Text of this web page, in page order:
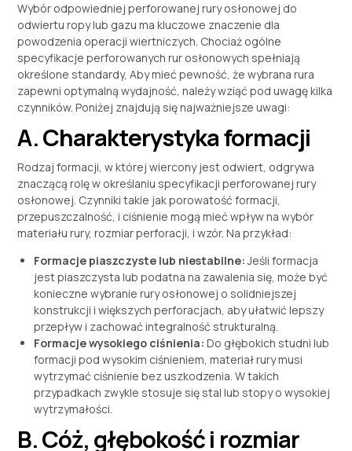
Wybór odpowiedniej perforowanej rury osłonowej do
odwiertu ropy lub gazu ma kluczowe znaczenie dla
powodzenia operacji wiertniczych. Chociaż ogólne
specyfikacje perforowanych rur osłonowych spełniają
określone standardy, Aby mieć pewność, że wybrana rura
zapewni optymalną wydajność, należy wziąć pod uwagę kilka
czynników. Poniżej znajdują się najważniejsze uwagi:
A. Charakterystyka formacji
Rodzaj formacji, w której wiercony jest odwiert, odgrywa
znaczącą rolę w określaniu specyfikacji perforowanej rury
osłonowej. Czynniki takie jak porowatość formacji,
przepuszczalność, i ciśnienie mogą mieć wpływ na wybór
materiału rury, rozmiar perforacji, i wzór. Na przykład:
Formacje piaszczyste lub niestabilne:Jeśli formacja
jest piaszczysta lub podatna na zawalenia się, może być
konieczne wybranie rury osłonowej o solidniejszej
konstrukcji i większych perforacjach, aby ułatwić lepszy
przepływ i zachować integralność strukturalną.
Formacje wysokiego ciśnienia: Do głębokich studni lub
formacji pod wysokim ciśnieniem, materiał rury musi
wytrzymać ciśnienie bez uszkodzenia. W takich
przypadkach zwykle stosuje się stal lub stopy o wysokiej
wytrzymałości.
B. Cóż, głębokość i rozmiar